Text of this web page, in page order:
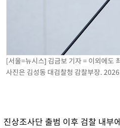
[서울=뉴시스] 김금보 기자 = 이외에도
사진은 김성동 대검찰청 감찰부장.
진상조사단 출범 이후 검찰 내부